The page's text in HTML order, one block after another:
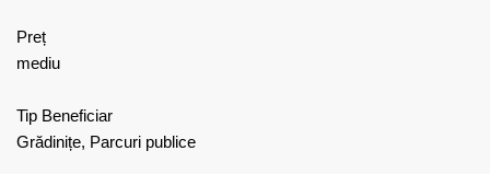
Preț
mediu
Tip Beneficiar
Grădinițe, Parcuri publice